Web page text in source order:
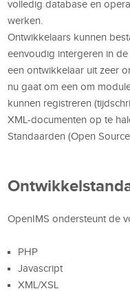
volledig database en
werken.
Ontwikkelaars kunnen
eenvoudig intergeren in
een ontwikkelaar uit zeer
nu gaat om een om
kunnen registreren
XML-documenten op te
Standaarden (Open
OpenIMS ondersteunt de
PHP
Javascript
XML/XSL